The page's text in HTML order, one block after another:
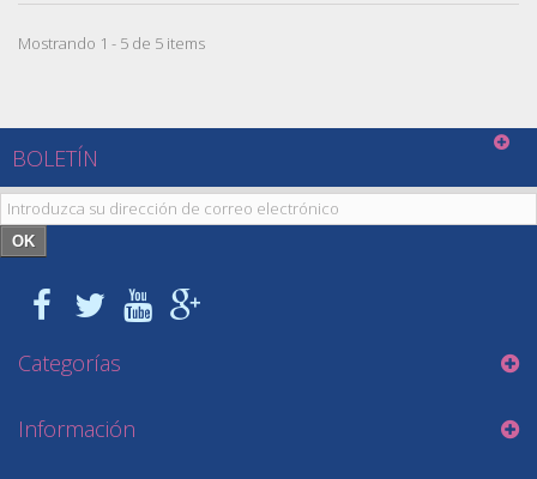
Mostrando 1 - 5 de 5 items
BOLETÍN
OK
Categorías
Información